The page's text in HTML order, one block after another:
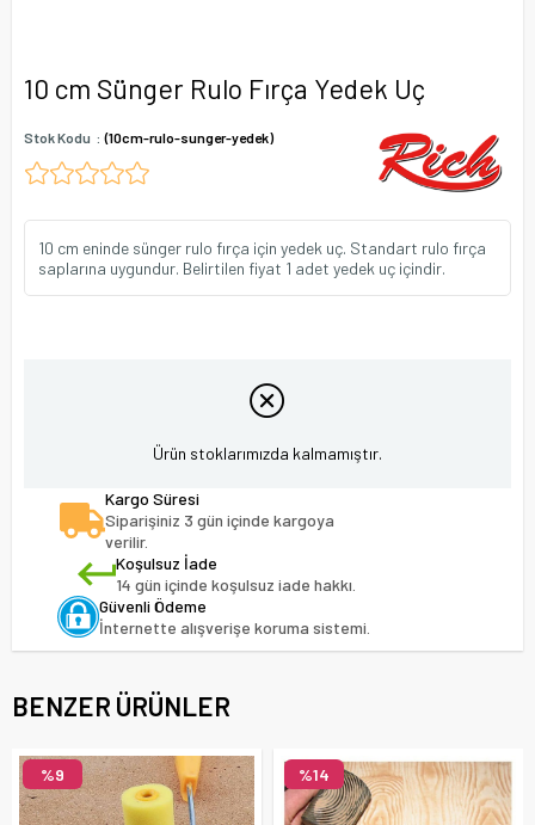
10 cm Sünger Rulo Fırça Yedek Uç
Stok Kodu (10cm-rulo-sunger-yedek)
10 cm eninde sünger rulo fırça için yedek uç. Standart rulo fırça
saplarına uygundur. Belirtilen fiyat 1 adet yedek uç içindir.
Ürün stoklarımızda kalmamıştır.
Kargo Süresi
Siparişiniz 3 gün içinde kargoya
verilir.
Koşulsuz İade
14 gün içinde koşulsuz iade hakkı.
Güvenli Ödeme
İnternette alışverişe koruma sistemi.
BENZER ÜRÜNLER
%9 %14